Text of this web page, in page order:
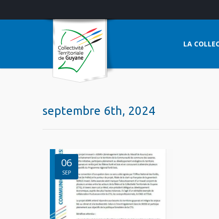
LA
septembre 6th, 2024
06
SEP